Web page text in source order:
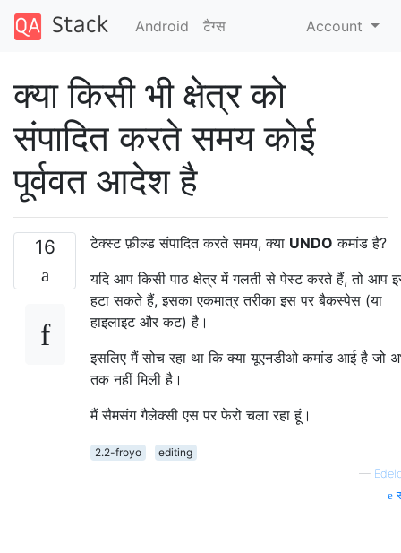
Android टैग्‍स Account
क्या किसी भी क्षेत्र को
संपादित करते समय कोई
पूर्ववत आदेश है
16 टेक्स्ट फ़ील्ड संपादित करते समय, क्या UNDO कमांड है?
यदि आप किसी पाठ क्षेत्र में गलती से पेस्ट करते हैं, तो आप
हटा सकते हैं, इसका एकमात्र तरीका इस पर बैकस्पेस (या
हाइलाइट और कट) है।
इसलिए मैं सोच रहा था कि क्या यूएनडीओ कमांड आई है जो
तक नहीं मिली है।
मैं सैमसंग गैलेक्सी एस पर फेरो चला रहा हूं।
2.2-froyo
editing
—